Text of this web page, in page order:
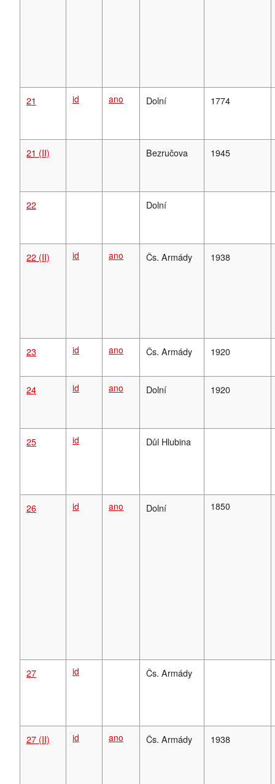
21 id ano Dolní 1774
21 (II) Bezručova 1945
22 Dolní
22 (II) id ano Čs. Armády 1938
23 id ano Čs. Armády 1920
24 id ano Dolní 1920
25 id Důl Hlubina
26 id ano Dolní 1850
27 id Čs. Armády
27 (II) id ano Čs. Armády 1938